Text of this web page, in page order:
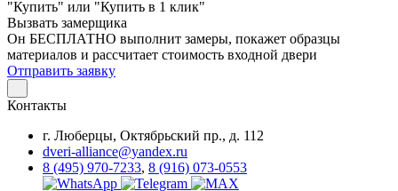
"Купить" или "Купить в 1 клик"
Вызвать замерщика
Он БЕСПЛАТНО выполнит замеры, покажет образцы
материалов и рассчитает стоимость входной двери
Отправить заявку
Контакты
г. Люберцы, Октябрьский пр., д. 112
dveri-alliance@yandex.ru
8 (495) 970-7233, 8 (916) 073-0553